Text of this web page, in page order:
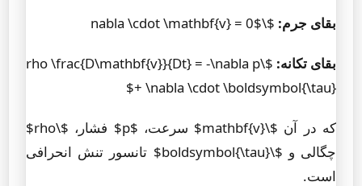
بقای جرم: $\nabla \cdot \mathbf{v} = 0$
بقای تکانه:
$\rho \frac{D\mathbf{v}}{Dt} = -\nabla p
+ \nabla \cdot \boldsymbol{\tau}$
که در آن $\mathbf{v}$ سرعت، $p$ فشار، $\rho$
چگالی و $\boldsymbol{\tau}$ تانسور تنش انحرافی
است.